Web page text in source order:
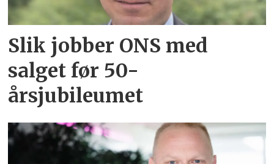
Slik jobber ONS med
salget før 50-
årsjubileumet